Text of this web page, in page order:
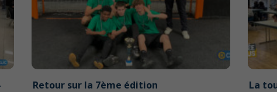
Retour sur la 7ème édition
La